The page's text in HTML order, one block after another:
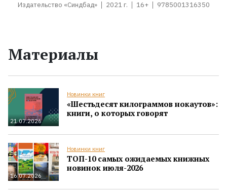
Издательство «Синдбад» 2021 г. 16+ 9785001316350
Материалы
21.07.2026
Новинки книг
«Шестьдесят килограммов нокаутов»:
книги, о которых говорят
16.07.2026
Новинки книг
ТОП-10 самых ожидаемых книжных
новинок июля-2026